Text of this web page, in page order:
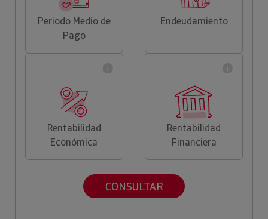
Periodo Medio de
Pago
Endeudamiento
Rentabilidad
Económica
Rentabilidad
Financiera
CONSULTAR